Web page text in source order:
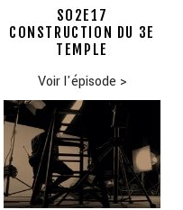
S02E17
CONSTRUCTION DU 3E
TEMPLE
Voir l'épisode >